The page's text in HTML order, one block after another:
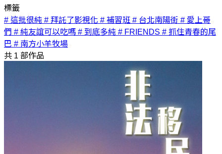
標籤
# 這批很純 # 拜託了影視化 # 補習班 # 台北南陽街 # 愛上哥
們 # 純友誼可以吃嗎 # 到底多純 # FRIENDS # 抓住青春的尾
巴 # 南方小羊牧場
共 1 部作品